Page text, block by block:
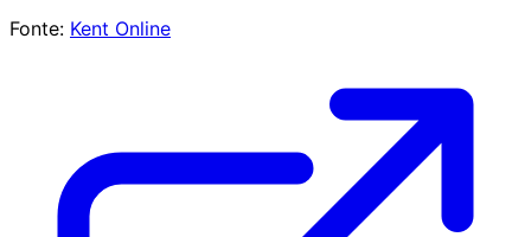
Fonte: Kent Online